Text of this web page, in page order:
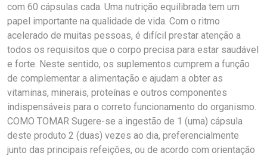
com 60 cápsulas cada. Uma nutrição equilibrada tem um
papel importante na qualidade de vida. Com o ritmo
acelerado de muitas pessoas, é difícil prestar atenção a
todos os requisitos que o corpo precisa para estar saudável
e forte. Neste sentido, os suplementos cumprem a função
de complementar a alimentação e ajudam a obter as
vitaminas, minerais, proteínas e outros componentes
indispensáveis para o correto funcionamento do organismo.
COMO TOMAR Sugere-se a ingestão de 1 (uma) cápsula
deste produto 2 (duas) vezes ao dia, preferencialmente
junto das principais refeições, ou de acordo com orientação